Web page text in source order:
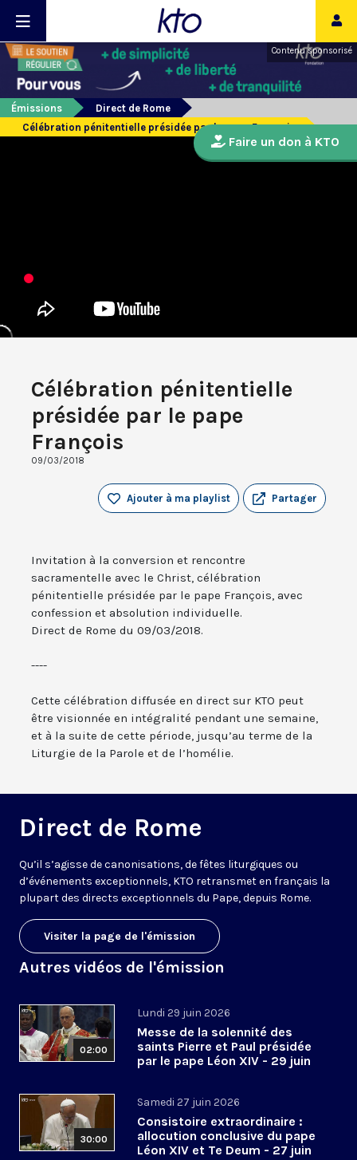
Contenu sponsorisé
Émissions
Direct de Rome
Célébration pénitentielle présidée par le pape François
Célébration pénitentielle
présidée par le pape
François
09/03/2018
Partager
Ajouter à ma playlist
Invitation à la conversion et rencontre
sacramentelle avec le Christ, célébration
pénitentielle présidée par le pape François, avec
confession et absolution individuelle.
Direct de Rome du 09/03/2018.
----
Cette célébration diffusée en direct sur KTO peut
être visionnée en intégralité pendant une semaine,
et à la suite de cette période, jusqu’au terme de la
Liturgie de la Parole et de l’homélie.
Direct de Rome
Qu’il s’agisse de canonisations, de fêtes liturgiques ou
d’événements exceptionnels, KTO retransmet en français la
plupart des directs exceptionnels du Pape, depuis Rome.
Visiter la page de l'émission
Autres vidéos de l'émission
02:00
Lundi 29 juin 2026
Messe de la solennité des
saints Pierre et Paul présidée
par le pape Léon XIV - 29 juin
30:00
Samedi 27 juin 2026
Consistoire extraordinaire :
allocution conclusive du pape
Léon XIV et Te Deum - 27 juin
Faire un don à KTO